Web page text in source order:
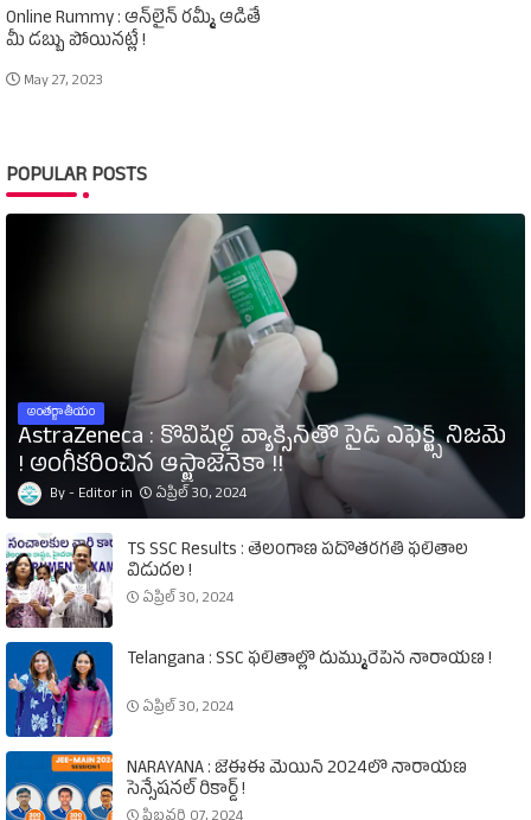
Online Rummy : ఆన్‌లైన్‌ రమ్మీ ఆడితే
మీ డబ్బు పోయినట్లే !
May 27, 2023
POPULAR POSTS
అంతర్జాతీయం
AstraZeneca : కోవిషీల్డ్‌ వ్యాక్సిన్‌తో సైడ్‌ ఎఫెక్ట్స్‌ నిజమే
! అంగీకరించిన ఆస్ట్రాజెనెకా !!
Editor ఏప్రిల్ 30, 2024
TS SSC Results : తెలంగాణ పదోతరగతి ఫలితాల
విడుదల !
ఏప్రిల్ 30, 2024
Telangana : SSC ఫలితాల్లో దుమ్మురేపిన నారాయణ !
ఏప్రిల్ 30, 2024
NARAYANA : జేఈఈ మెయిన్‌ 2024లో నారాయణ
సెన్సేషనల్‌ రికార్డ్‌ !